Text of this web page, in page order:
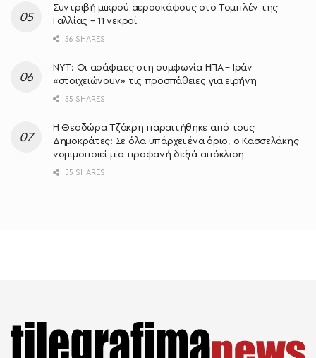
Συντριβή μικρού αεροσκάφους στο Τομπλέν της
Γαλλίας – 11 νεκροί
56 SHARES
NYT: Οι ασάφειες στη συμφωνία ΗΠΑ – Ιράν
«στοιχειώνουν» τις προσπάθειες για ειρήνη
55 SHARES
Η Θεοδώρα Τζάκρη παραιτήθηκε από τους
Δημοκράτες: Σε όλα υπάρχει ένα όριο, ο Κασσελάκης
νομιμοποιεί μία προφανή δεξιά απόκλιση
55 SHARES